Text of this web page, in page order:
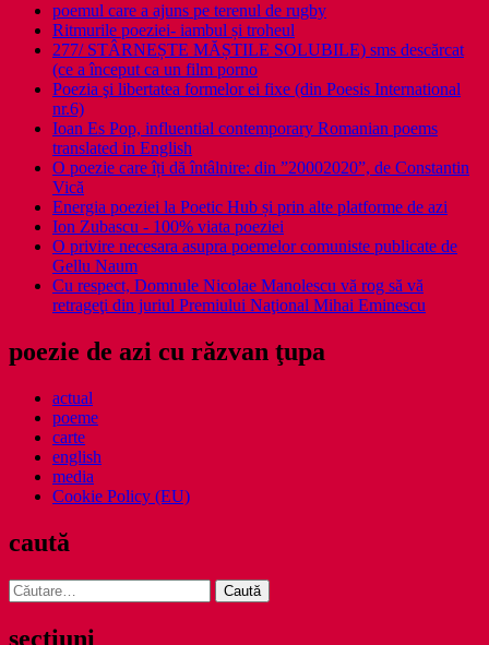
poemul care a ajuns pe terenul de rugby
Ritmurile poeziei- iambul și troheul
277/ STÂRNEȘTE MĂȘTILE SOLUBILE) sms descărcat
(ce a început ca un film porno
Poezia şi libertatea formelor ei fixe (din Poesis International
nr.6)
Ioan Es Pop, influential contemporary Romanian poems
translated in English
O poezie care îți dă întâlnire: din ”20002020”, de Constantin
Vică
Energia poeziei la Poetic Hub și prin alte platforme de azi
Ion Zubascu - 100% viata poeziei
O privire necesara asupra poemelor comuniste publicate de
Gellu Naum
Cu respect, Domnule Nicolae Manolescu vă rog să vă
retrageţi din juriul Premiului Naţional Mihai Eminescu
poezie de azi cu răzvan ţupa
actual
poeme
carte
english
media
Cookie Policy (EU)
caută
Caută
după:
secţiuni